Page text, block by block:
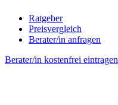
Ratgeber
Preisvergleich
Berater/in anfragen
Berater/in kostenfrei eintragen